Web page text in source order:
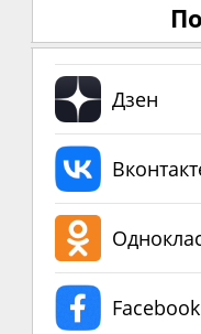
Дзен
Facebook